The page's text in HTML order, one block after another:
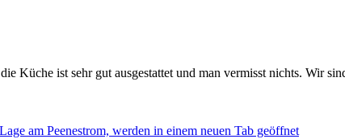
Küche ist sehr gut ausgestattet und man vermisst nichts. Wir
am Peenestrom, werden in einem neuen Tab geöffnet